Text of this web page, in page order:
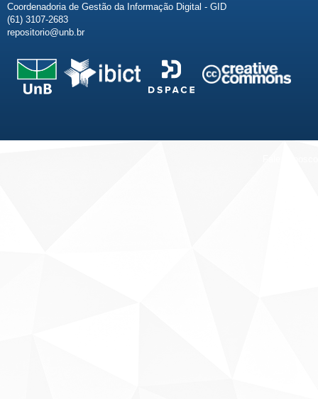
Coordenadoria de Gestão da Informação Digital - GID
(61) 3107-2683
repositorio@unb.br